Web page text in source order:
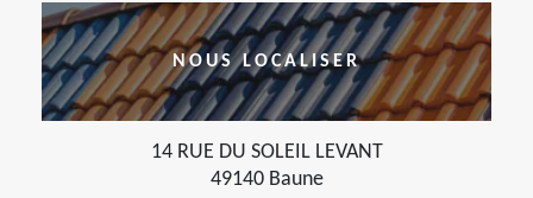
NOUS LOCALISER
14 RUE DU SOLEIL LEVANT
49140 Baune